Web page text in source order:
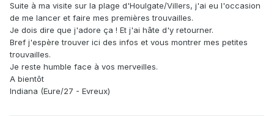
Suite à ma visite sur la plage d'Houlgate/Villers, j'ai eu l'occasion
de me lancer et faire mes premières trouvailles.
Je dois dire que j'adore ça ! Et j'ai hâte d'y retourner.
Bref j'espère trouver ici des infos et vous montrer mes petites
trouvailles.
Je reste humble face à vos merveilles.
A bientôt
Indiana (Eure/27 - Evreux)